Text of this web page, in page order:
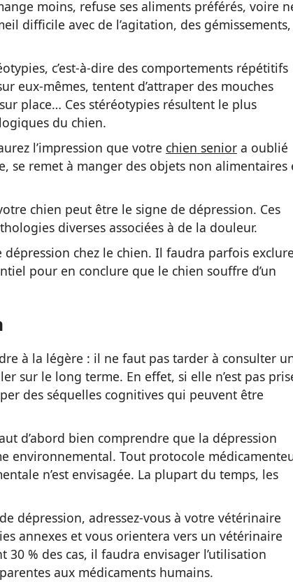
moins, refuse ses aliments préférés, voire
difficile avec de l’agitation, des gémissements,
c’est-à-dire des comportements répétitifs
eux-mêmes, tentent d’attraper des mouches
place… Ces stéréotypies résultent le plus
du chien.
l’impression que votre chien senior a oublié
se remet à manger des objets non alimentaires
chien peut être le signe de dépression. Ces
diverses associées à de la douleur.
chez le chien. Il faudra parfois
pour en conclure que le chien souffre d’un
à la légère : il ne faut pas tarder à consulter
sur le long terme. En effet, si elle n’est pas
des séquelles cognitives qui peuvent être
d’abord bien comprendre que la dépression
environnemental. Tout protocole
n’est envisagée. La plupart du temps, les
dépression, adressez-vous à votre vétérinaire
annexes et vous orientera vers un vétérinaire
% des cas, il faudra envisager l’utilisation
aux médicaments humains.